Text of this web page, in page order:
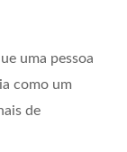
uma pessoa
como um
de